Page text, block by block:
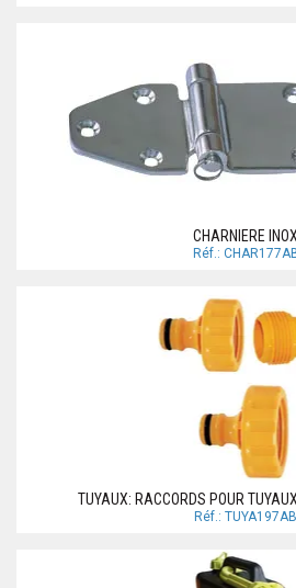
CHARNIERE INOX
Réf.:
TUYAUX: RACCORDS POUR
Réf.: TUYA197AB